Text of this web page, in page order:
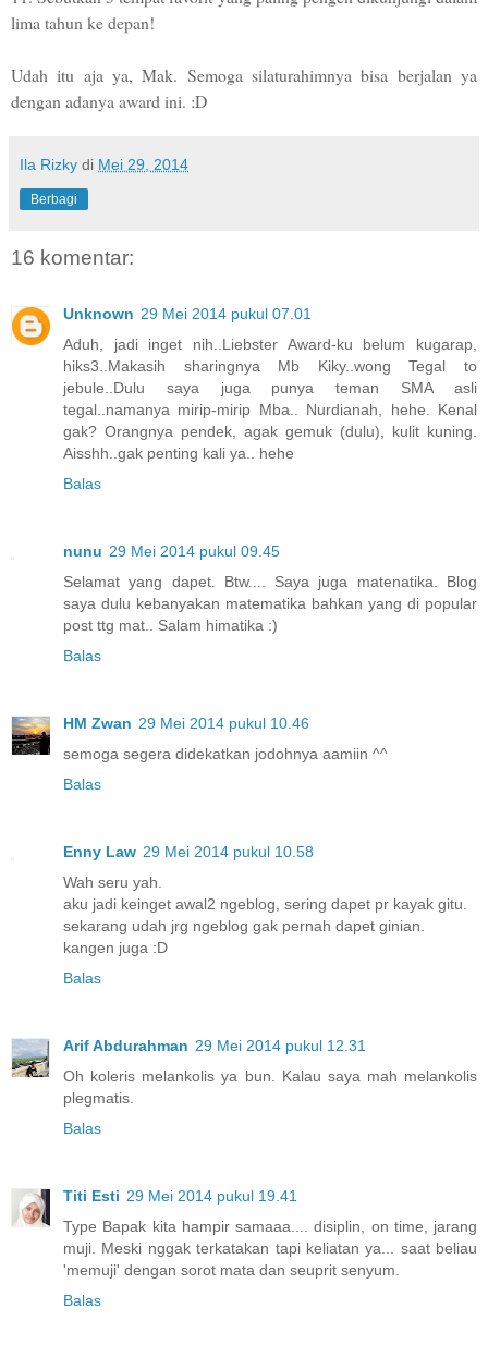
lima tahun ke depan!
Udah itu aja ya, Mak. Semoga silaturahimnya bisa berjalan ya
dengan adanya award ini. :D
Ila Rizky di Mei 29, 2014
Berbagi
16 komentar:
Unknown 29 Mei 2014 pukul 07.01
Aduh, jadi inget nih..Liebster Award-ku belum kugarap,
hiks3..Makasih sharingnya Mb Kiky..wong Tegal to
jebule..Dulu saya juga punya teman SMA asli
tegal..namanya mirip-mirip Mba.. Nurdianah, hehe. Kenal
gak? Orangnya pendek, agak gemuk (dulu), kulit kuning.
Aisshh..gak penting kali ya.. hehe
Balas
nunu 29 Mei 2014 pukul 09.45
Selamat yang dapet. Btw.... Saya juga matenatika. Blog
saya dulu kebanyakan matematika bahkan yang di popular
post ttg mat.. Salam himatika :)
Balas
HM Zwan 29 Mei 2014 pukul 10.46
semoga segera didekatkan jodohnya aamiin ^^
Balas
Enny Law 29 Mei 2014 pukul 10.58
Wah seru yah.
aku jadi keinget awal2 ngeblog, sering dapet pr kayak gitu.
sekarang udah jrg ngeblog gak pernah dapet ginian.
kangen juga :D
Balas
Arif Abdurahman 29 Mei 2014 pukul 12.31
Oh koleris melankolis ya bun. Kalau saya mah melankolis
plegmatis.
Balas
Titi Esti 29 Mei 2014 pukul 19.41
Type Bapak kita hampir samaaa.... disiplin, on time, jarang
muji. Meski nggak terkatakan tapi keliatan ya... saat beliau
'memuji' dengan sorot mata dan seuprit senyum.
Balas